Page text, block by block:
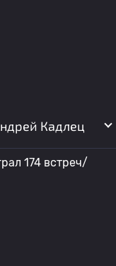
Кадлец
174 встреч/